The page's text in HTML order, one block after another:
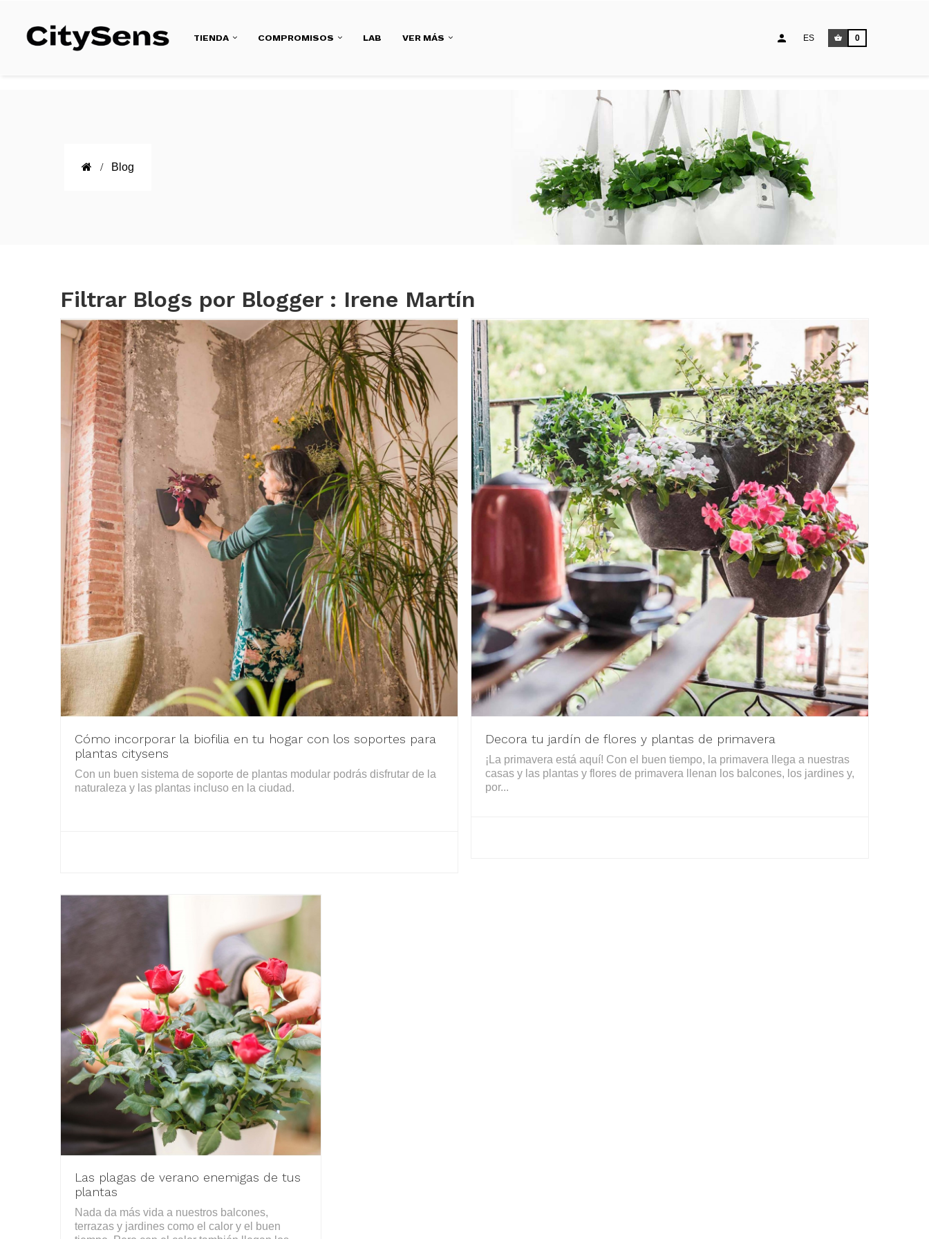
TIENDA COMPROMISOS LAB VER MÁS ES 0
Blog
Filtrar Blogs por Blogger : Irene Martín
LEER MÁS
Cómo incorporar la biofilia en tu hogar con los soportes para
plantas citysens
Con un buen sistema de soporte de plantas modular podrás disfrutar de la
naturaleza y las plantas incluso en la ciudad.
Decora tu jardín de flores y plantas de primavera
¡La primavera está aquí! Con el buen tiempo, la primavera llega a nuestras
casas y las plantas y flores de primavera llenan los balcones, los jardines y,
por...
Las plagas de verano enemigas de tus
plantas
Nada da más vida a nuestros balcones,
terrazas y jardines como el calor y el buen